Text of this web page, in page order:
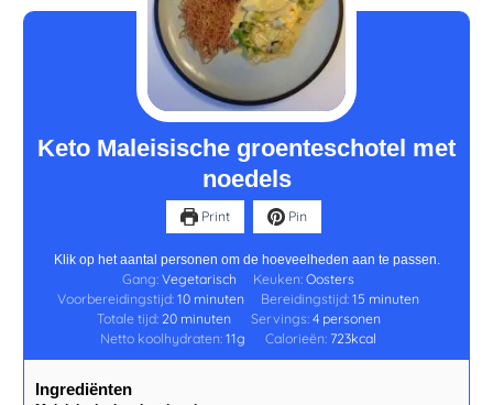
Keto Maleisische groenteschotel met
noedels
Print Pin
Klik op het aantal personen om de hoeveelheden aan te passen.
Gang:Vegetarisch Keuken: Oosters
Voorbereidingstijd:10
minuten
minuten Bereidingstijd: 15 minuten
Totale tijd: 20
minuten
minuten Servings: 4 personen
Netto koolhydraten:11g Calorieën: 723kcal
Ingrediënten